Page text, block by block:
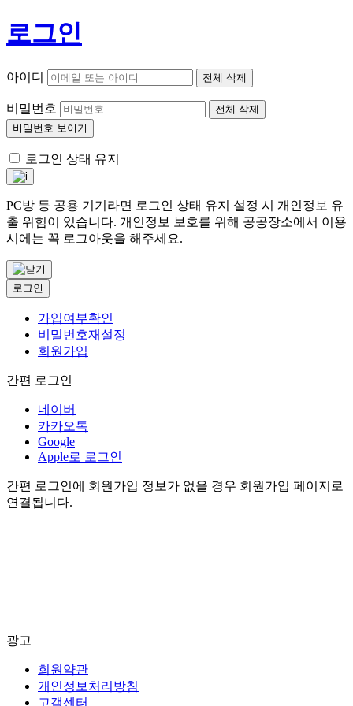
로그인
아이디 전체 삭제
비밀번호
전체 삭제
비밀번호 보이기
로그인 상태 유지
PC방 등 공용 기기라면 로그인 상태 유지 설정 시 개인정보 유
출 위험이 있습니다. 개인정보 보호를 위해 공공장소에서 이용
시에는 꼭 로그아웃을 해주세요.
로그인
가입여부확인
비밀번호재설정
회원가입
간편 로그인
네이버
카카오톡
Google
Apple로 로그인
간편 로그인에 회원가입 정보가 없을 경우 회원가입 페이지로
연결됩니다.
광고
회원약관
개인정보처리방침
고객센터